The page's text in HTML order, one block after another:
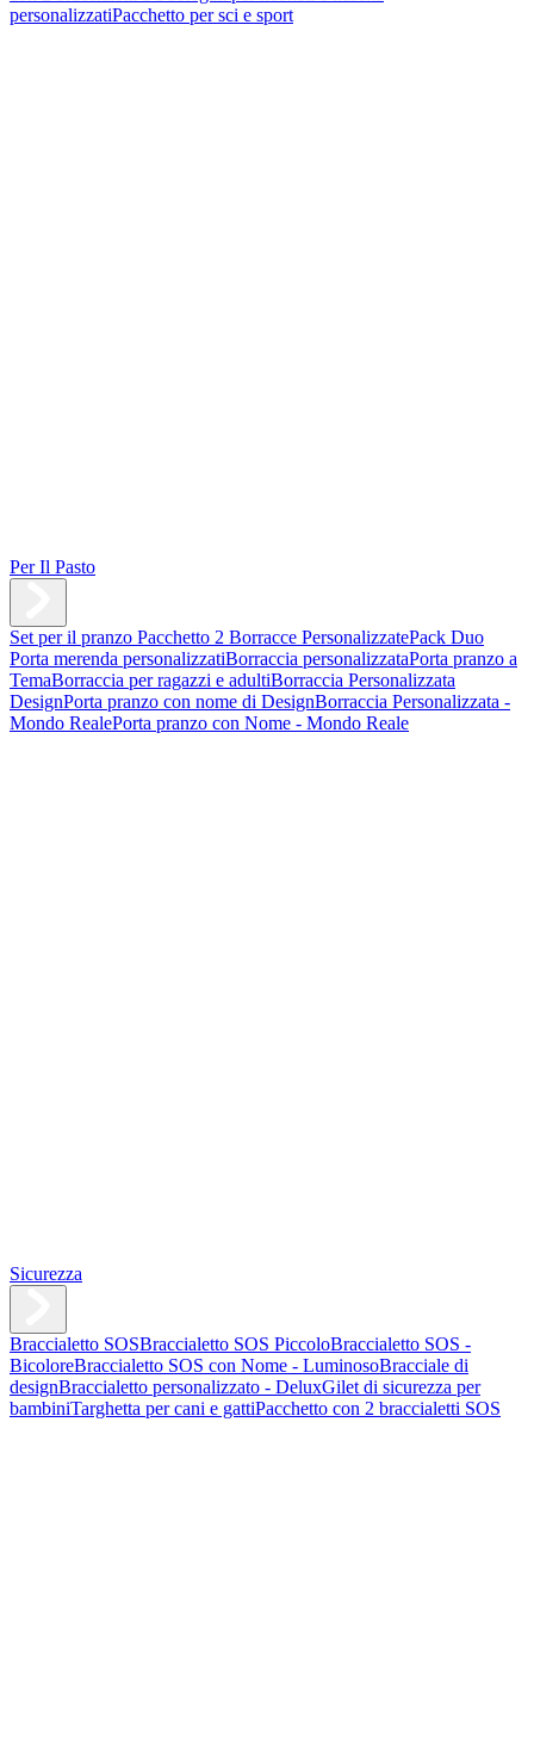
personalizzatiPacchetto per sci e sport
Per Il Pasto
Set per il pranzo Pacchetto 2 Borracce PersonalizzatePack Duo
Porta merenda personalizzatiBorraccia personalizzataPorta pranzo a
TemaBorraccia per ragazzi e adultiBorraccia Personalizzata
DesignPorta pranzo con nome di DesignBorraccia Personalizzata -
Mondo RealePorta pranzo con Nome - Mondo Reale
Sicurezza
Braccialetto SOSBraccialetto SOS PiccoloBraccialetto SOS -
BicoloreBraccialetto SOS con Nome - LuminosoBracciale di
designBraccialetto personalizzato - DeluxGilet di sicurezza per
bambiniTarghetta per cani e gattiPacchetto con 2 braccialetti SOS